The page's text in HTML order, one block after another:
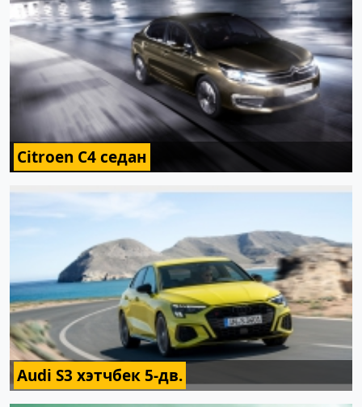
Citroen C4 седан
Audi S3 хэтчбек 5-дв.